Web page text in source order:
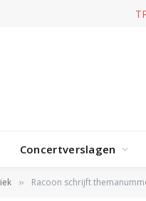
Concertverslagen
» Racoon schrijft